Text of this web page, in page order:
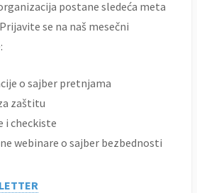
postane sledeća meta
se na naš mesečni
o sajber pretnjama
zaštitu
i checkiste
webinare o sajber bezbednosti